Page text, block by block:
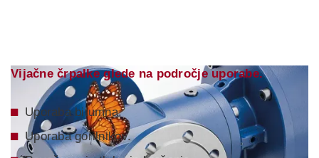
Vijačne črpalke glede na področje uporabe.
Uporaba bitumna.
Uporaba gorilnikov.